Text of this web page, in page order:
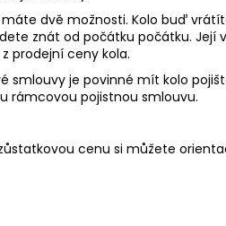
máte dvě možnosti. Kolo buď
znát od počátku počátku. Její
prodejní ceny kola.
smlouvy je povinné mít kolo
rámcovou pojistnou smlouvu.
cenu si můžete